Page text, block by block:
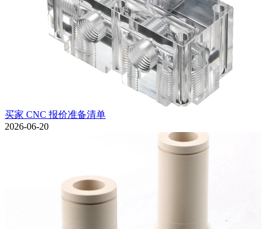
买家 CNC 报价准备清单
2026-06-20